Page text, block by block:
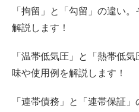
「拘留」と「勾留」の違い
解説します！
「温帯低気圧」と「熱帯低
味や使用例を解説します！
「連帯債務」と「連帯保証